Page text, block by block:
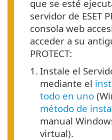
que se esté
servidor de ESET
consola web
acceder a su
PROTECT:
1. Instale el
mediante el
todo en uno
método de
manual
virtual).